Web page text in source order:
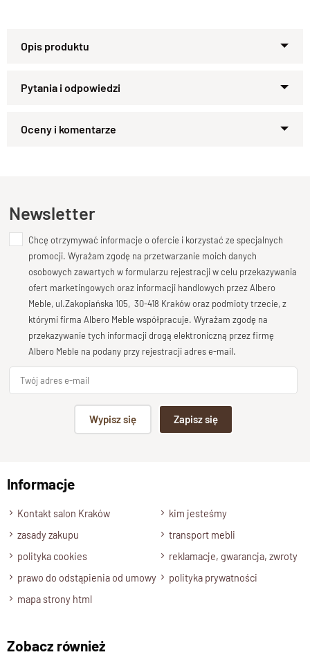
Klasyczne krzesło drewniane –
elegancja, która nigdy nie
przemija
wykonanie sprawia, że każdy egzemplarz ma swój
indywidualny urok.
To model, który nie poddaje się modom — zawsze wygląda
stylowo i szlachetnie.
Frezowane oparcie – wygoda w
tradycyjnym stylu
Wysokie, delikatnie frezowane oparcie
styl krzesła i zapewnia wygodne podparcie dla pleców.
Precyzyjne wykończenie detali nadaje całości elegancji, a
wystrojem zarówno tradycyjnym, jak i nowoczesnym.
rzemiosła
Każdekrzesło drewniane wykonywane jestręcznie
pełnego,litego drewna
, co gwarantuje trwałość i wyjątkową
estetykę.
harmonijną całość — elegancką, ale bez zbędnego przepychu.
To mebel z charakterem, który z wiekiem nabiera jeszcze
Zapytaj o produkt
Dodaj opinię o produkcie
Twoja ocena
Bardzo dobry
Twoja opinia o produkcie
Podpis
Wyślij opinię
Newsletter
Chcę otrzymywać informacje o ofercie i korzystać ze specjalnych
promocji. Wyrażam zgodę na przetwarzanie moich danych
osobowych zawartych w formularzu rejestracji w celu przekazywania
ofert marketingowych oraz informacji handlowych przez Albero
Meble, ul.Zakopiańska 105, 30-418 Kraków oraz podmioty trzecie, z
którymi firma Albero Meble współpracuje. Wyrażam zgodę na
przekazywanie tych informacji drogą elektroniczną przez firmę
Albero Meble na podany przy rejestracji adres e-mail.
Wypisz się Zapisz się
Informacje
Kontakt salon Kraków
kim jesteśmy
zasady zakupu
transport mebli
polityka cookies
reklamacje, gwarancja, zwroty
prawo do odstąpienia od umowy
polityka prywatności
mapa strony html
Zobacz również